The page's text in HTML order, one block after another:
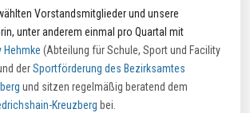
Vorstandsmitglieder und unsere
unter anderem einmal pro Quartal mit
Hehmke (Abteilung für Schule, Sport und Facility
derSportförderung des Bezirksamtes
und sitzen regelmäßig beratend dem
Kreuzberg bei.